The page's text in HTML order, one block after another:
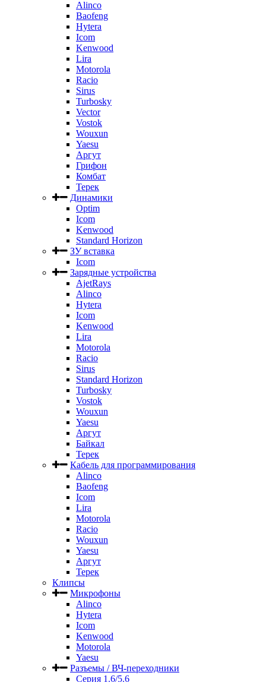
Alinco
Baofeng
Hytera
Icom
Kenwood
Lira
Motorola
Racio
Sirus
Turbosky
Vector
Vostok
Wouxun
Yaesu
Аргут
Грифон
Комбат
Терек
Динамики
Optim
Icom
Kenwood
Standard Horizon
ЗУ вставка
Icom
Зарядные устройства
AjetRays
Alinco
Hytera
Icom
Kenwood
Lira
Motorola
Racio
Sirus
Standard Horizon
Turbosky
Vostok
Wouxun
Yaesu
Аргут
Байкал
Терек
Кабель для программирования
Alinco
Baofeng
Icom
Lira
Motorola
Racio
Wouxun
Yaesu
Аргут
Терек
Клипсы
Микрофоны
Alinco
Hytera
Icom
Kenwood
Motorola
Yaesu
Разъемы / ВЧ-переходники
Серия 1.6/5.6